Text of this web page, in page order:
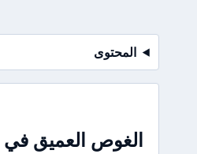
المحتوى
الغوص العميق في